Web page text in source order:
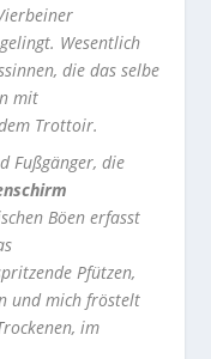
Wesentlich
die das selbe
mit
Trottoir.
Fußgänger, die
Böen erfasst
Pfützen,
und mich fröstelt
im